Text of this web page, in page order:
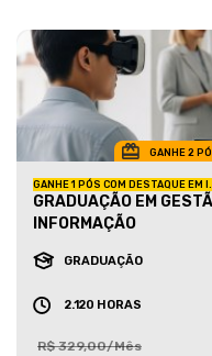
GANHE 2
GANHE 1 PÓS COM DESTAQUE EM
GRADUAÇÃO EM
INFORMAÇÃO
GRADUAÇÃO
2.120 HORAS
R$ 329,00/Mês